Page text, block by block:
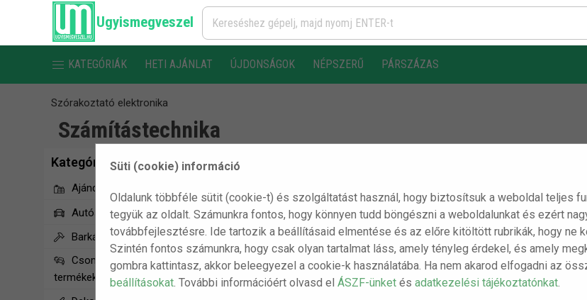
Süti (cookie) információ
Oldalunk többféle sütit (cookie-t) és szolgáltatást használ, hogy biztosítsuk a weboldal teljes
tegyük az oldalt. Számunkra fontos, hogy könnyen tudd böngészni a weboldalunkat és ezért
továbbfejlesztésre. Ide tartozik a beállításaid elmentése és az előre kitöltött rubrikák, hogy ne
Szintén fontos számunkra, hogy csak olyan tartalmat láss, amely tényleg érdekel, és amely
gombra kattintasz, akkor beleegyezel a cookie-k használatába. Ha nem akarod elfogadni az
beállításokat . További információért olvasd elÁSZF-ünket ésadatkezelési tájékoztatónkat
Ugyismegveszel
KATEGÓRIÁK HETI AJÁNLAT ÚJDONSÁGOK NÉPSZERŰ PÁRSZÁZAS
Szórakoztató elektronika
Számítástechnika
Kategóriák
Ajándékötletek
Autós termékek
Barkács/Szerszám
Csomagolássérült
termékek